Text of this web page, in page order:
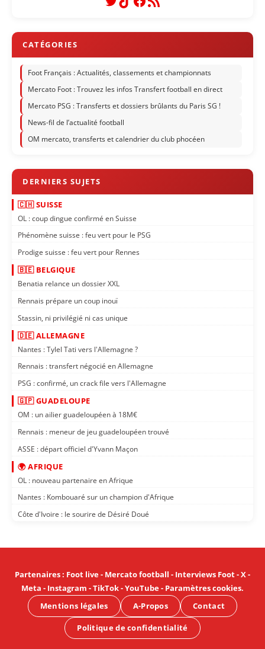
Foot Français : Actualités, classements et championnats
Mercato Foot : Trouvez les infos Transfert football en direct
Mercato PSG : Transferts et dossiers brûlants du Paris SG !
News-fil de l’actualité football
OM mercato, transferts et calendrier du club phocéen
🇨🇭 SUISSE
OL : coup dingue confirmé en Suisse
Phénomène suisse : feu vert pour le PSG
Prodige suisse : feu vert pour Rennes
🇧🇪 BELGIQUE
Benatia relance un dossier XXL
Rennais prépare un coup inouï
Stassin, ni privilégié ni cas unique
🇩🇪 ALLEMAGNE
Nantes : Tylel Tati vers l'Allemagne ?
Rennais : transfert négocié en Allemagne
PSG : confirmé, un crack file vers l'Allemagne
🇬🇵 GUADELOUPE
OM : un ailier guadeloupéen à 18M€
Rennais : meneur de jeu guadeloupéen trouvé
ASSE : départ officiel d'Yvann Maçon
🌍 AFRIQUE
OL : nouveau partenaire en Afrique
Nantes : Kombouaré sur un champion d'Afrique
Côte d'Ivoire : le sourire de Désiré Doué
Partenaires: Foot live- Mercato football - Interviews Foot-X-
Meta - Instagram -TikTok-YouTube- Paramètres cookies.
Mentions légales
A-Propos Contact
Politique de confidentialité